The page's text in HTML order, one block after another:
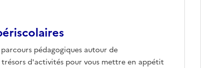
pédagogiques autour de
d'activités pour vous mettre en appétit